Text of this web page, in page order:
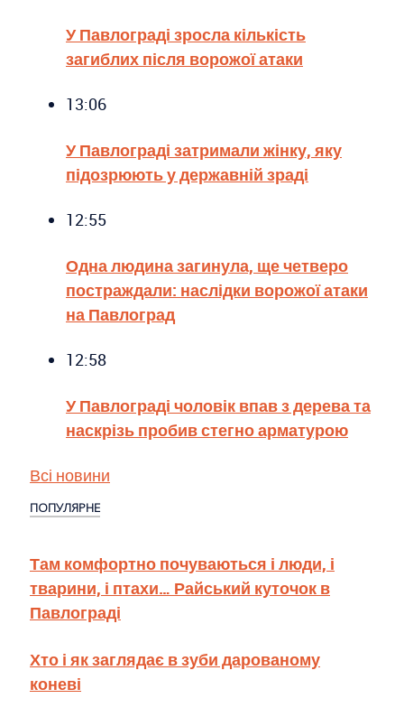
У Павлограді зросла кількість
загиблих після ворожої атаки
13:06
У Павлограді затримали жінку, яку
підозрюють у державній зраді
12:55
Одна людина загинула, ще четверо
постраждали: наслідки ворожої атаки
на Павлоград
12:58
У Павлограді чоловік впав з дерева та
наскрізь пробив стегно арматурою
Всі новини
ПОПУЛЯРНЕ
Там комфортно почуваються і люди, і
тварини, і птахи… Райський куточок в
Павлограді
Хто і як заглядає в зуби дарованому
коневі